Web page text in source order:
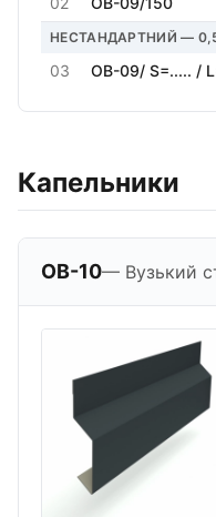
НЕСТАНДАРТНИЙ —
03 OB-09/ S=..... /
Капельники
OB-10— Вузький